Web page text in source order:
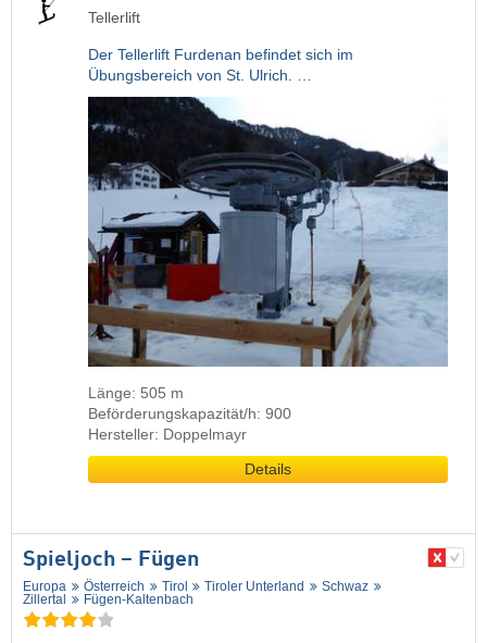
Tellerlift
Der Tellerlift Furdenan befindet sich im
Übungsbereich von St. Ulrich. …
Länge: 505 m
Beförderungskapazität/h: 900
Hersteller: Doppelmayr
Details
Spieljoch – Fügen
Europa Österreich Tirol Tiroler Unterland
Schwaz
Zillertal
Fügen-Kaltenbach